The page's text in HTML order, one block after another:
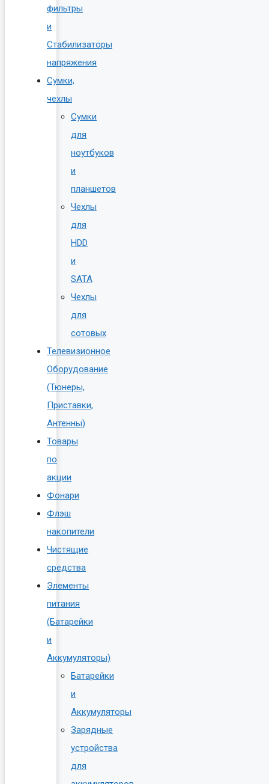
фильтры
и
Стабилизаторы
напряжения
Сумки,
чехлы
Сумки
для
ноутбуков
и
планшетов
Чехлы
для
HDD
и
SATA
Чехлы
для
сотовых
Телевизионное
Оборудование
(Тюнеры,
Приставки,
Антенны)
Товары
по
акции
Фонари
Флэш
накопители
Чистящие
средства
Элементы
питания
(Батарейки
и
Аккумуляторы)
Батарейки
и
Аккумуляторы
Зарядные
устройства
для